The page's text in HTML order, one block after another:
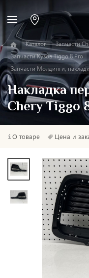
Каталог Запчасти
Запчасти Кузов Tiggo 8 Pro
Запчасти Молдинги,
Накладка
Chery Tiggo
О товаре Цена и